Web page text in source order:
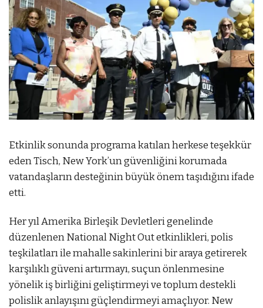
Etkinlik sonunda programa katılan herkese teşekkür
eden Tisch, New York’un güvenliğini korumada
vatandaşların desteğinin büyük önem taşıdığını ifade
etti.
Her yıl Amerika Birleşik Devletleri genelinde
düzenlenen National Night Out etkinlikleri, polis
teşkilatları ile mahalle sakinlerini bir araya getirerek
karşılıklı güveni artırmayı, suçun önlenmesine
yönelik iş birliğini geliştirmeyi ve toplum destekli
polislik anlayışını güçlendirmeyi amaçlıyor. New